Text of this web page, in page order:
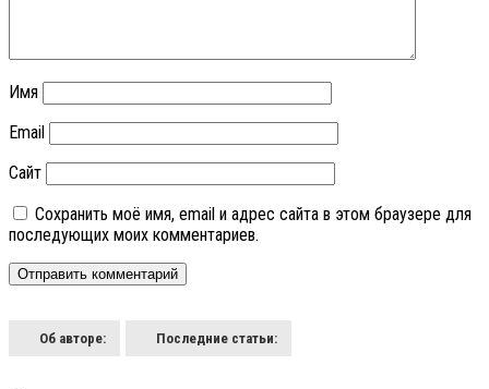
Имя
Email
Сайт
Сохранить моё имя, email и адрес сайта в этом браузере для
последующих моих комментариев.
Об авторе: Последние статьи: